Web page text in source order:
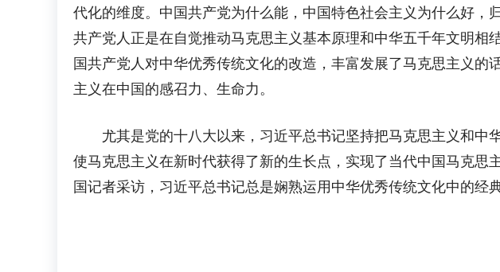
代化的维度。中国共产党为什么能，中国特色社会主义为什么好，
共产党人正是在自觉推动马克思主义基本原理和中华五千年文明
国共产党人对中华优秀传统文化的改造，丰富发展了马克思主义
主义在中国的感召力、生命力。
尤其是党的十八大以来，习近平总书记坚持把马克思主义和中
使马克思主义在新时代获得了新的生长点，实现了当代中国马克
国记者采访，习近平总书记总是娴熟运用中华优秀传统文化中的经